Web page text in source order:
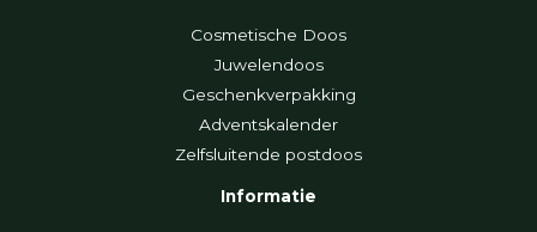
Cosmetische Doos
Juwelendoos
Geschenkverpakking
Adventskalender
Zelfsluitende postdoos
Informatie